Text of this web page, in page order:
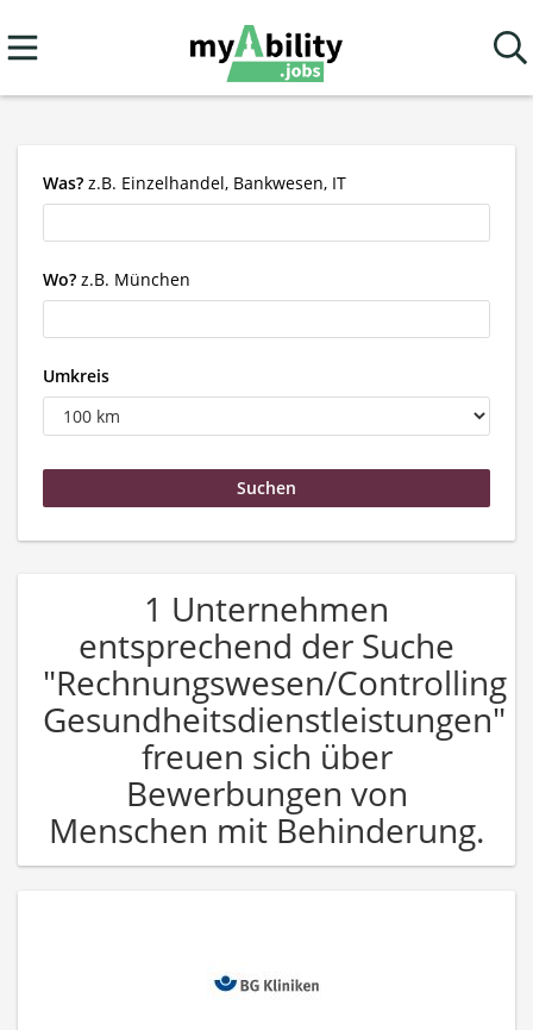
Was? z.B. Einzelhandel, Bankwesen, IT
Wo? z.B. München
Umkreis
1 Unternehmen
entsprechend der Suche
"Rechnungswesen/Controlling
Gesundheitsdienstleistungen"
freuen sich über
Bewerbungen von
Menschen mit Behinderung.